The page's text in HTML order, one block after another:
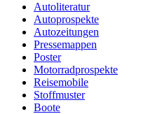
Autoliteratur
Autoprospekte
Autozeitungen
Pressemappen
Poster
Motorradprospekte
Reisemobile
Stoffmuster
Boote